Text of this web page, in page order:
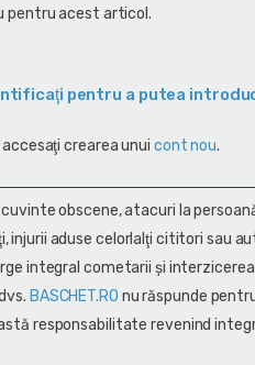
pentru acest articol.
pentru a putea
crearea unui cont nou.
obscene, atacuri la
injurii aduse celorlalţi cititori sau
integral cometarii și
BASCHET.RO nu răspunde
responsabilitate revenind